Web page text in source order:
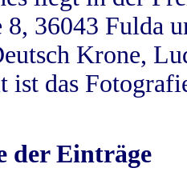
8, 36043 Fulda
Krone,
ist das
der Einträge